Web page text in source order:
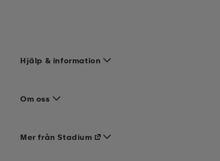
Hjälp & information
Om oss
Mer från Stadium